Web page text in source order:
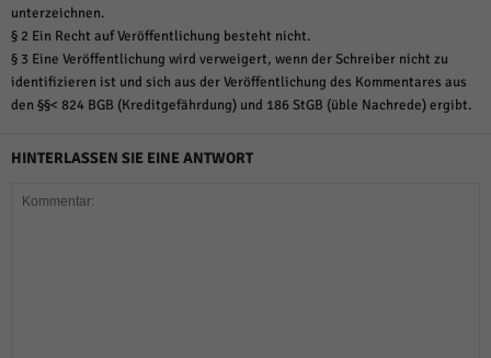
unterzeichnen.
§ 2 Ein Recht auf Veröffentlichung besteht nicht.
§ 3 Eine Veröffentlichung wird verweigert, wenn der Schreiber nicht zu
identifizieren ist und sich aus der Veröffentlichung des Kommentares aus
den §§< 824 BGB (Kreditgefährdung) und 186 StGB (üble Nachrede) ergibt.
HINTERLASSEN SIE EINE ANTWORT